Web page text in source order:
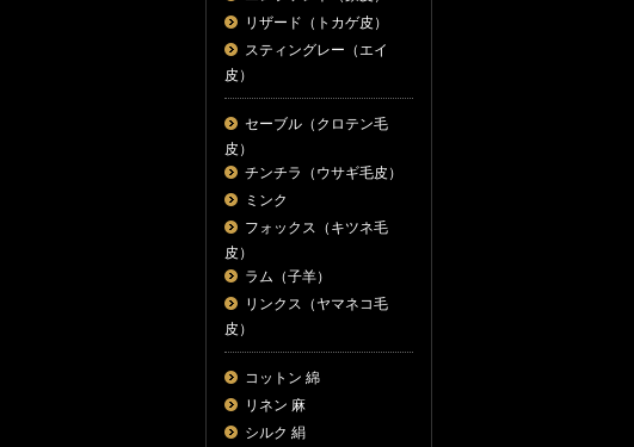
リザード（トカゲ皮）
スティングレー（エイ
皮）
セーブル（クロテン毛
皮）
チンチラ（ウサギ毛皮）
ミンク
フォックス（キツネ毛
皮）
ラム（子羊）
リンクス（ヤマネコ毛
皮）
コットン 綿
リネン 麻
シルク 絹